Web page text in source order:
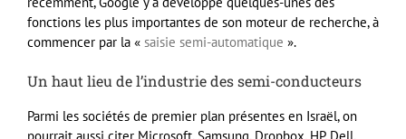
fonctions les plus importantes de son moteur de recherche, à
commencer par la « saisie semi-automatique ».
Un haut lieu de l’industrie des semi-conducteurs
Parmi les sociétés de premier plan présentes en Israël, on